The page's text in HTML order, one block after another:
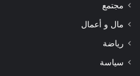
مجتمع
مال و أعمال
رياضة
سياسة